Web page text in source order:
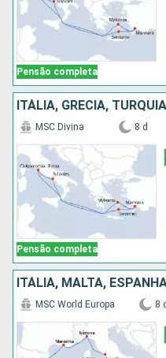
Pensão completa
ITÁLIA, GRÉCIA, TURQUIA
Pensão completa
MSC Divina 8 d
ITÁLIA, MALTA,
MSC World Europa 8 d